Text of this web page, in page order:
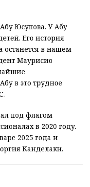
Юсупова. У Абу
Его история
останется в нашем
Маурисио
в это трудное
под флагом
в 2020 году.
2025 года и
Канделаки.